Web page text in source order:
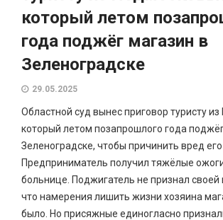
который летом
года поджёг магазин в
Зеленоградске
29.05.2025
Областной суд вынес приговор туристу
который летом позапрошлого года
Зеленоградске, чтобы причинить вред его
Предприниматель получил тяжёлые
больнице. Поджигатель не признал своей
что намерения лишить жизни хозяина
было. Но присяжные единогласно признали